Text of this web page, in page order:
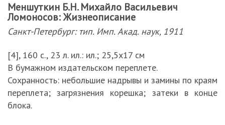
Меншуткин Б.Н. Михайло Васильевич
Ломоносов: Жизнеописание
Санкт-Петербург: тип. Имп. Акад. наук, 1911
[4], 160 с., 23 л. ил.: ил.; 25,5х17 см
В бумажном издательском переплете.
Сохранность: небольшие надрывы и замины по краям
переплета; загрязнения корешка; затеки в конце
блока.